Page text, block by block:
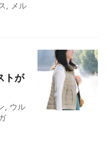
, メル
トが
, ウル